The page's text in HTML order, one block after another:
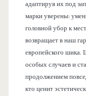
адаптируя их под
марки уверены:
головной убор к
возвращает в наш
европейского шика.
особых случаев и
продолжением
кто ценит